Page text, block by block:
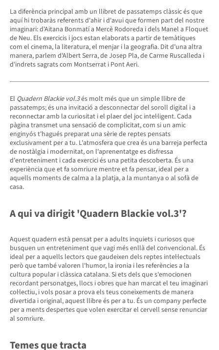
La diferència principal amb un llibret de passatemps clàssic és que
aquí hi trobaràs referents d'ahir i d'avui que formen part del nostre
imaginari: d'Aitana Bonmatí a Mercè Rodoreda i dels Manel a Floquet
de Neu. Els exercicis i jocs estan elaborats a partir de temàtiques
com el cinema, la literatura, el menjar i la geografia. Dit d'una altra
manera, parlem d'Albert Serra, de Josep Pla, de Carme Ruscalleda i
d'indrets sagrats com Montserrat i Pont Aeri.
El Quadern Blackie vol.3és molt més que un simple llibre de
passatemps; és una invitació a desconnectar del soroll digital i a
reconnectar amb la curiositat i el plaer del joc intel·ligent. Cada
pàgina transmet una sensació de complicitat, com si un amic
enginyós t'hagués preparat una sèrie de reptes pensats
exclusivament per a tu. L'atmosfera que crea és una barreja perfecta
de nostàlgia i modernitat, on l'aprenentatge es disfressa
d'entreteniment i cada exercici és una petita descoberta. És una
experiència que et fa somriure mentre et fa pensar, ideal per a
aquells moments de calma a la platja, a la muntanya o al sofà de
casa.
A qui va dirigit 'Quadern Blackie vol.3'?
Aquest quadern està pensat per a adults inquiets i curiosos que
busquen un entreteniment que vagi més enllà del convencional. És
ideal per a aquells lectors que gaudeixen dels reptes intel·lectuals
però que també valoren l'humor, la ironia i les referències a la
cultura popular i clàssica catalana. Si ets dels que s'emocionen
recordant personatges, llocs i obres que han marcat el teu imaginari
col·lectiu, i vols posar a prova els teus coneixements de manera
divertida i original, aquest llibre és per a tu. És un company perfecte
per a ments despertes que volen exercitar el cervell sense renunciar
al somriure.
Temes que tracta